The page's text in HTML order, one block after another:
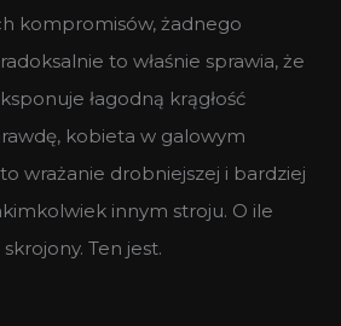
kompromisów, żadnego
to właśnie sprawia, że
łagodną krągłość
kobieta w galowym
wrażanie drobniejszej i bardziej
innym stroju. O ile
Ten jest.